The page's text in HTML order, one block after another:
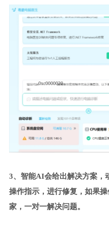
0xc0000020
3、智能AI会给出解决方案，
操作指示，进行修复，如果
家，一对一解决问题。